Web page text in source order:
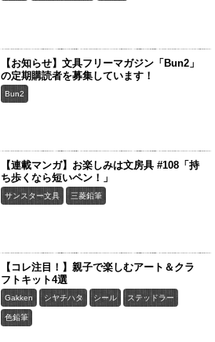
【お知らせ】文具フリーマガジン「Bun2」
の定期購読者を募集しています！
Bun2
【連載マンガ】お楽しみは文房具 #108「持
ち歩くなら短いペン！」
サンスター文具 三菱鉛筆
【コレ注目！】親子で楽しむアート＆クラ
フトキット4選
Gakken シヤチハタ シール ステッドラー
色鉛筆